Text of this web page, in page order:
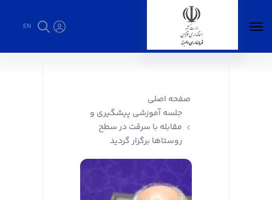
EN
صفحه اصلی
جلسه آموزشی پیشگیری و
مقابله با سرقت در سطح
روستاها برگزار گردید